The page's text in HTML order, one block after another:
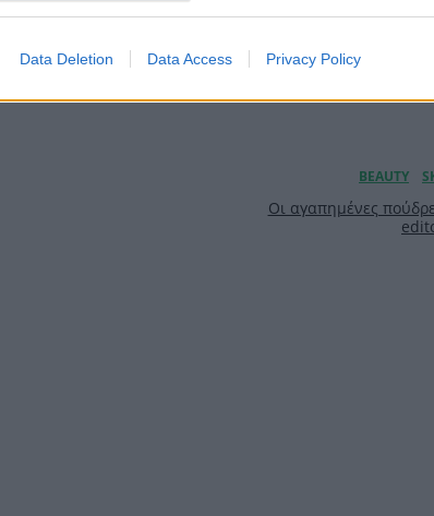
Data Deletion Data Access Privacy Policy
Οι αγαπημένες